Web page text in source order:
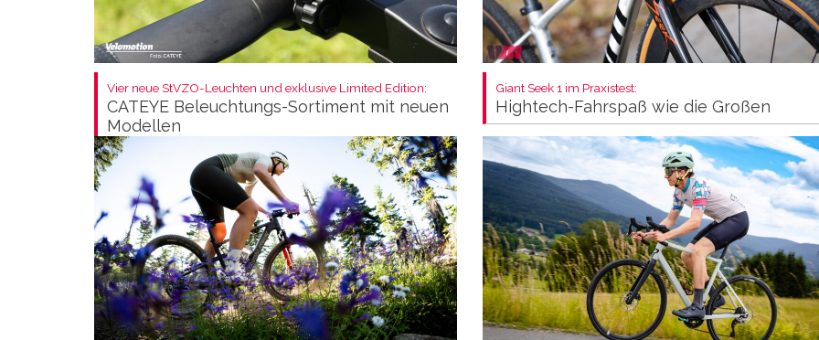
Vier neue StVZO-Leuchten und exklusive Limited Edition:
CATEYE Beleuchtungs-Sortiment mit neuen
Modellen
Giant Seek 1 im Praxistest:
Hightech-Fahrspaß wie die Großen